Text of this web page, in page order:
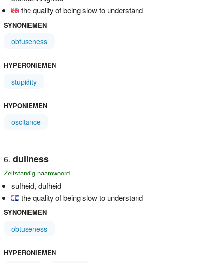
the quality of being slow to understand
SYNONIEMEN
obtuseness
HYPERONIEMEN
stupidity
HYPONIEMEN
oscitance
dullness
Zelfstandig naamwoord
sufheid, dufheid
the quality of being slow to understand
SYNONIEMEN
obtuseness
HYPERONIEMEN